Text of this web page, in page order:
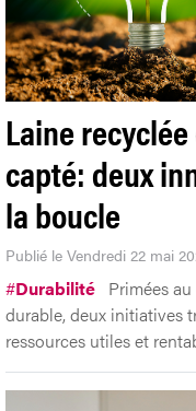
Laine
capté: deux
la boucle
Publié le Vendredi 22 mai
#Durabilité Primées
durable, deux initiatives
ressources utiles et